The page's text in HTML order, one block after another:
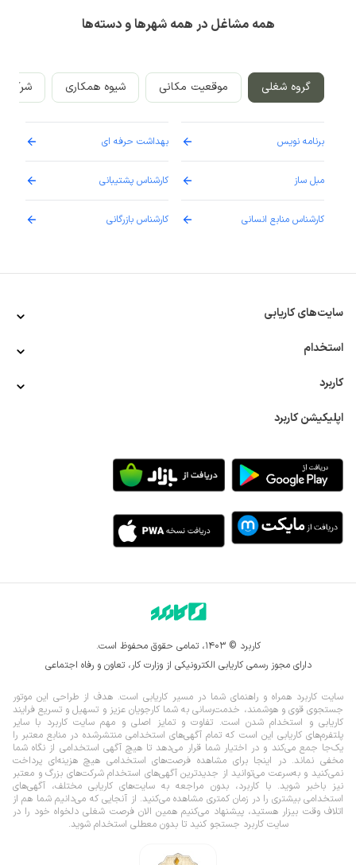
همه مشاغل در همه شهرها و دسته‌ها
گروه شغلی موقعیت مکانی شیوه همکاری
برنامه نویس
مبل ساز
کارشناس منابع انسانی
بهداشت حرفه ای
کارشناس پشتیبانی
کارشناس بازرگانی
سایت‌های کاریابی
استخدام
کاربرد
اپلیکیشن کاربرد
کاربرد © ۱۴۰۳، تمامی حقوق محفوظ است.
دارای مجوز رسمی کاریابی الکترونیکی از وزارت کار، تعاون و رفاه اجتماعی
سایت کاربرد همراه و راهنمای شما در مسیر کاریابی است. هدف از طراحی این موتور
جستجوی قوی و هوشمند، خدمت‌رسانی به شما کارجویان عزیز و تسهیل و تسریع فرایند
کاریابی و استخدام شدن است. تفاوت و تمایز اصلی و مهم سایت کاربرد با سایر
پلتفرم‌های کاریابی این است که تمام آگهی‌های استخدامی منتشرشده در منابع معتبر را
یک‌‌جا جمع می‌کند و در اختیار شما قرار می‌‌‌دهد تا هیچ آگهی استخدامی از نگاه شما
مخفی نماند.در اینجا برای مشاهده فرصت‌های استخدامی هیچ هزینه‌ای پرداخت
نمی‌کنید و به‌سرعت می‌توانید از جدیدترین آگهی‌های استخدام شرکت‌های بزرگ و معتبر
نیز باخبر شوید. با کاربرد، بدون مراجعه به سایت‌های کاریابی مختلف، آگهی‌های
استخدامی بیشتری را در زمان کمتری مشاهده می‌کنید. از آنجایی که می‌دانیم شما هم از
اتلاف وقت بیزار هستید، پیشنهاد می‌کنیم همین الان فرصت شغلی دلخواه خود را در
سایت کاربرد جستجو کنید تا بدون معطلی استخدام شوید.